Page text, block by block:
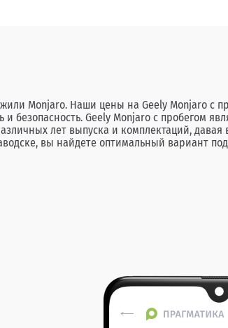
Monjaro. Наши цены на Geely Monjaro с
безопасность. Geely Monjaro с пробегом
лет выпуска и комплектаций, давая
вы найдете оптимальный вариант